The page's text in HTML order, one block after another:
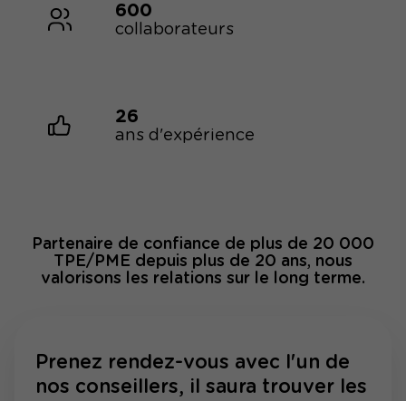
600
collaborateurs
26
ans d'expérience
Partenaire de confiance de plus de 20 000
TPE/PME depuis plus de 20 ans, nous
valorisons les relations sur le long terme.
Prenez rendez-vous avec l'un de
nos conseillers, il saura trouver les